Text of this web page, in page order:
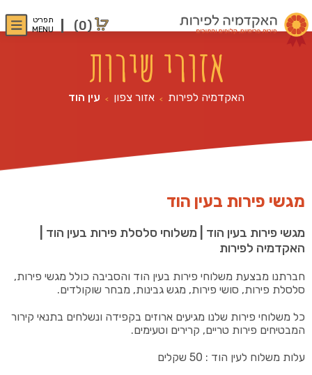
(0)
תפריט
MENU
אזורי שירות
האקדמיה לפירות > אזור צפון > עין הוד
מגשי פירות בעין הוד
מגשי פירות בעין הוד | משלוחי סלסלת פירות בעין הוד |
האקדמיה לפירות
חברתנו מבצעת משלוחי פירות בעין הוד והסביבה כולל מגשי פירות,
סלסלת פירות, סושי פירות, מגש גבינות, מבחר שוקולדים.
כל משלוחי פירות שלנו מגיעים ארוזים בקפידה ונשלחים בתנאי קירור
המבטיחים פירות טריים, קרירים וטעימים.
עלות משלוח לעין הוד : 50 שקלים